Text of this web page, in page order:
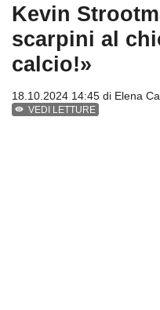
Kevin
scarpini al
calcio!»
18.10.2024 14:45 di Elena
VEDI LETTURE